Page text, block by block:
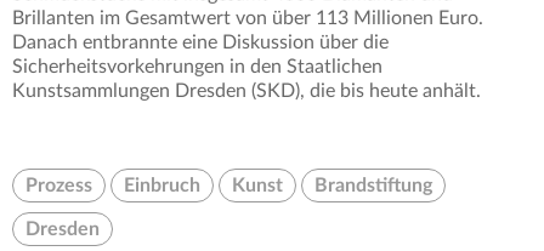
Brillanten im Gesamtwert von über 113 Millionen Euro.
Danach entbrannte eine Diskussion über die
Sicherheitsvorkehrungen in den Staatlichen
Kunstsammlungen Dresden (SKD), die bis heute anhält.
Prozess Einbruch Kunst Brandstiftung
Dresden